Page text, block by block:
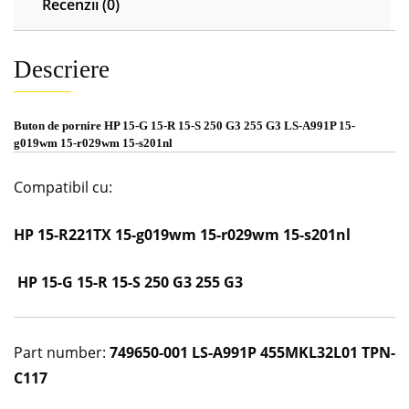
A991P
g019wm
15-
r029wm
15-
Recenzii (0)
Descriere
Buton de pornire HP 15-G 15-R 15-S 250 G3 255 G3 LS-A991P 15-
g019wm 15-r029wm 15-s201nl
Compatibil cu:
HP 15-R221TX 15-g019wm 15-r029wm 15-s201nl
HP 15-G 15-R 15-S 250 G3 255 G3
Part number: 749650-001 LS-A991P 455MKL32L01 TPN-
C117